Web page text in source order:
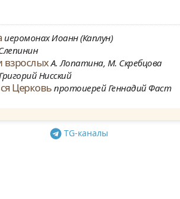
иеромонах Иоанн (Каплун)
взрослыхА. Лопатина, М. Скребцова
Нисский
Церковь протоиерей Геннадий Фаст
TG-каналы